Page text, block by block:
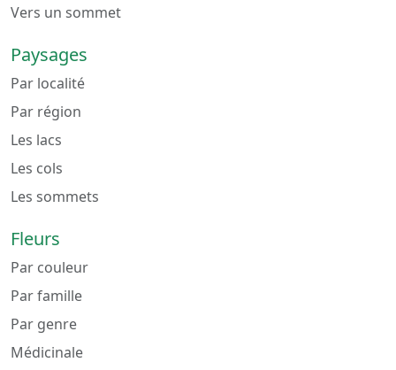
Vers un sommet
Paysages
Par localité
Par région
Les lacs
Les cols
Les sommets
Fleurs
Par couleur
Par famille
Par genre
Médicinale